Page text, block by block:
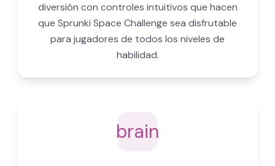
diversión con controles intuitivos que hacen
que Sprunki Space Challenge sea disfrutable
para jugadores de todos los niveles de
habilidad.
brain